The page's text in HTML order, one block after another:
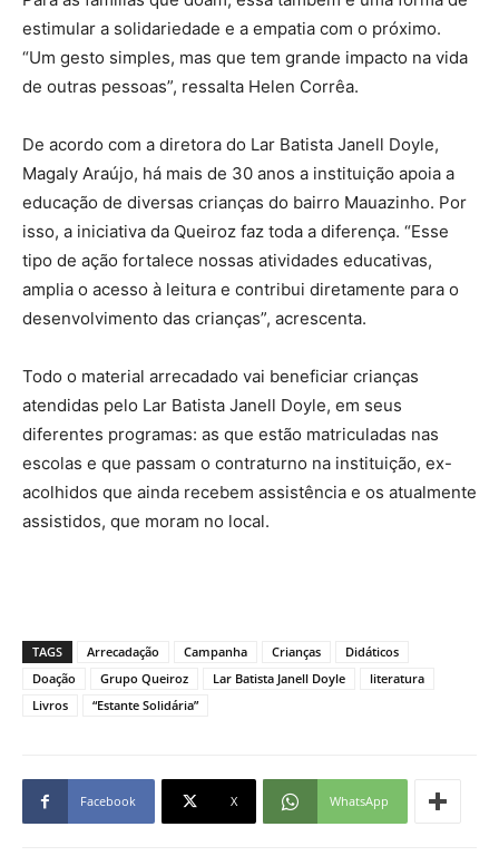
estimular a solidariedade e a empatia com o próximo.
“Um gesto simples, mas que tem grande impacto na vida
de outras pessoas”, ressalta Helen Corrêa.
De acordo com a diretora do Lar Batista Janell Doyle,
Magaly Araújo, há mais de 30 anos a instituição apoia a
educação de diversas crianças do bairro Mauazinho. Por
isso, a iniciativa da Queiroz faz toda a diferença. “Esse
tipo de ação fortalece nossas atividades educativas,
amplia o acesso à leitura e contribui diretamente para o
desenvolvimento das crianças”, acrescenta.
Todo o material arrecadado vai beneficiar crianças
atendidas pelo Lar Batista Janell Doyle, em seus
diferentes programas: as que estão matriculadas nas
escolas e que passam o contraturno na instituição, ex-
acolhidos que ainda recebem assistência e os atualmente
assistidos, que moram no local.
TAGS Arrecadação Campanha Crianças
Didáticos
Doação
Grupo Queiroz Lar Batista Janell Doyle
literatura
Livros
“Estante Solidária”
Facebook X WhatsApp